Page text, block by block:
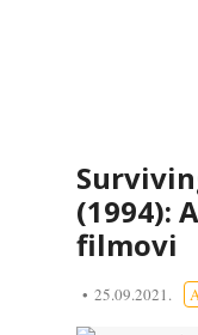
(1994):
filmovi
25.09.2021.